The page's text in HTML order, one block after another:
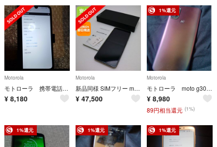
Motorola
モトローラ 携帯電話 moto e6S SIMフリースマホ スマートフォン本体
¥ 8,180
Motorola
新品同様 SIMフリー motorola razr 50s サンドクリーム スマホ モトローラ 即日発送 土日祝発送OK M333
¥ 47,500
1%還元
Motorola
モトローラ moto g30シムフリー 楽天モバイルリンク スマートフォン本体
¥ 8,980
89円相当還元 (1%)
1%還元 1%還元 1%還元